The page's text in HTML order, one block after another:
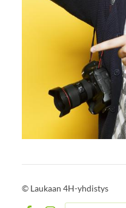
© Laukaan 4H-yhdistys